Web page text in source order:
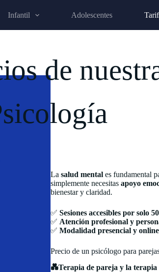
Infantil Adolescentes
de
La salud mental es fundamental
simplemente necesitasapoyo
bienestar y claridad.
✅Sesiones accesibles por solo
✅ Atención profesional y
✅Modalidad presencial y online
Precio de un psicólogo para
💑Terapia de pareja y la